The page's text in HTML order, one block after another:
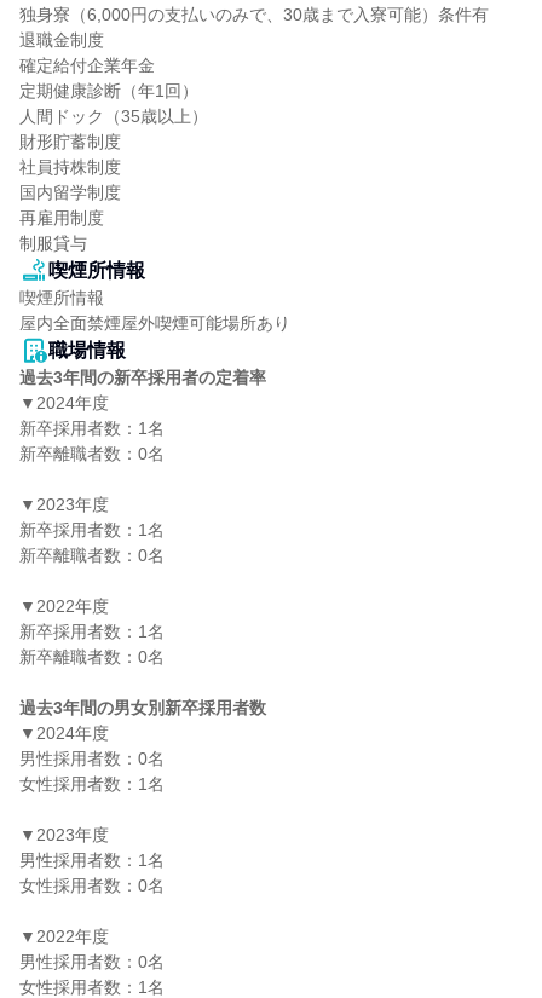
独身寮（6,000円の支払いのみで、30歳まで入寮可能）条件有
退職金制度
確定給付企業年金
定期健康診断（年1回）
人間ドック（35歳以上）
財形貯蓄制度
社員持株制度
国内留学制度
再雇用制度
制服貸与
喫煙所情報
喫煙所情報
屋内全面禁煙屋外喫煙可能場所あり
職場情報
過去3年間の新卒採用者の定着率
▼2024年度
新卒採用者数：1名
新卒離職者数：0名
▼2023年度
新卒採用者数：1名
新卒離職者数：0名
▼2022年度
新卒採用者数：1名
新卒離職者数：0名
過去3年間の男女別新卒採用者数
▼2024年度
男性採用者数：0名
女性採用者数：1名
▼2023年度
男性採用者数：1名
女性採用者数：0名
▼2022年度
男性採用者数：0名
女性採用者数：1名